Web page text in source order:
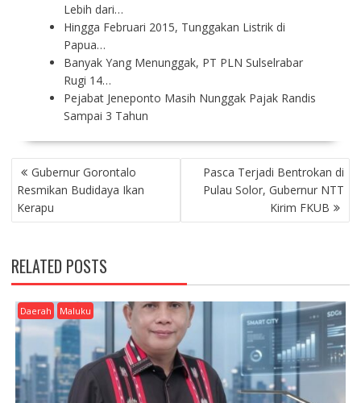
Lebih dari…
Hingga Februari 2015, Tunggakan Listrik di
Papua…
Banyak Yang Menunggak, PT PLN Sulselrabar
Rugi 14…
Pejabat Jeneponto Masih Nunggak Pajak Randis
Sampai 3 Tahun
P
O
S
T
A
V
I
G
A
O
N
Gubernur Gorontalo
Resmikan Budidaya Ikan
Kerapu
Pasca Terjadi Bentrokan di
Pulau Solor, Gubernur NTT
Kirim FKUB
RELATED POSTS
Daerah Maluku